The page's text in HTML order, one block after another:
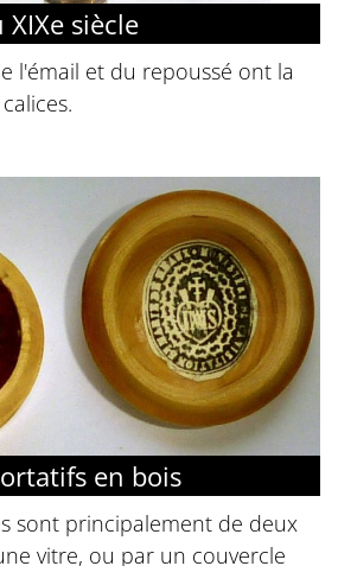
siècle
l'émail et du repoussé ont la
en bois
sont principalement de deux
vitre, ou par un couvercle